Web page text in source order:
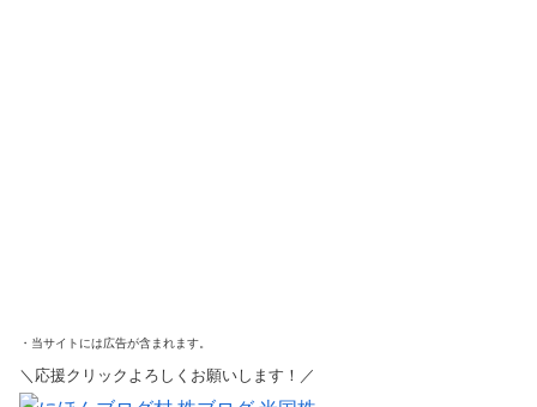
・当サイトには広告が含まれます。
＼応援クリックよろしくお願いします！／